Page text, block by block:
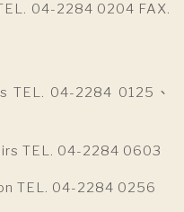
04-2284 0204 FAX.
TEL. 04-2284 0125、
TEL. 04-2284 0603
TEL. 04-2284 0256